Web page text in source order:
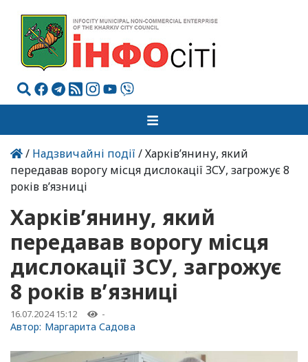
/ Надзвичайні події / Харківʼянину, який
передавав ворогу місця дислокації ЗСУ, загрожує 8
років в’язниці
Харківʼянину, який
передавав ворогу місця
дислокації ЗСУ, загрожує
8 років в’язниці
16.07.2024 15:12 -
Автор: Маргарита Садова